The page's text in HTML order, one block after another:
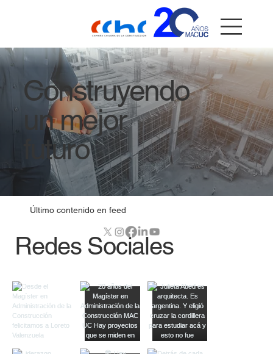
Construyendo
un mejor
futuro
Último contenido en feed
Redes Sociales